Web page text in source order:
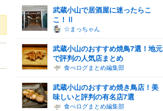
武蔵小山で居酒屋に迷ったらこ
こ！Ⅱ
☆まっちゃん
武蔵小山のおすすめ焼鳥7選！地元
で評判の人気店まとめ
食べログまとめ編集部
武蔵小山のおすすめ焼き鳥店！美
味しいと評判の有名店7選
食べログまとめ編集部